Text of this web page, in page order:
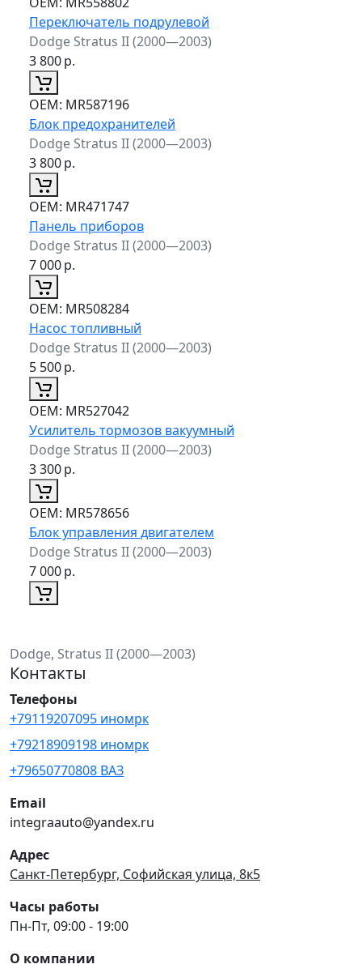
Переключатель подрулевой
Dodge Stratus II (2000—2003)
3 800р.
ОЕМ: MR587196
Блок предохранителей
Dodge Stratus II (2000—2003)
3 800р.
ОЕМ: MR471747
Панель приборов
Dodge Stratus II (2000—2003)
7 000р.
ОЕМ: MR508284
Насос топливный
Dodge Stratus II (2000—2003)
5 500р.
ОЕМ: MR527042
Усилитель тормозов вакуумный
Dodge Stratus II (2000—2003)
3 300р.
ОЕМ: MR578656
Блок управления двигателем
Dodge Stratus II (2000—2003)
7 000р.
Dodge, Stratus II (2000—2003)
Контакты
Телефоны
+79119207095 иномрк
+79218909198 иномрк
+79650770808 ВАЗ
Email
integraauto@yandex.ru
Адрес
Санкт-Петербург, Софийская улица, 8к5
Часы работы
Пн-Пт, 09:00 - 19:00
О компании